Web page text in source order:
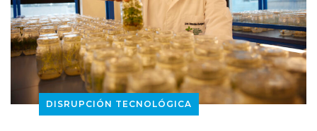
DISRUPCIÓN TECNOLÓGICA